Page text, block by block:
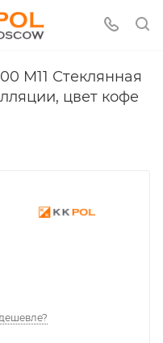
M11 Стеклянная
цвет кофе